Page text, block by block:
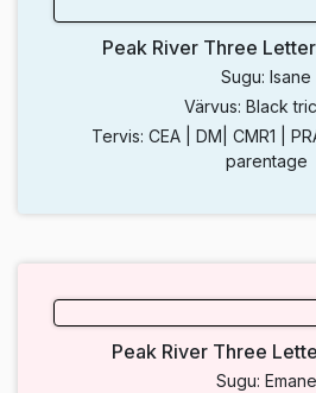
Peak River Three
Sugu: Isane
Värvus: Black
Tervis: CEA | DM| CMR1 |
parentage
Peak River Three
Sugu: Emane